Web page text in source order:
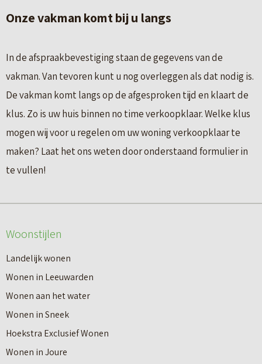
Onze vakman komt bij u langs
In de afspraakbevestiging staan de gegevens van de
vakman. Van tevoren kunt u nog overleggen als dat nodig is.
De vakman komt langs op de afgesproken tijd en klaart de
klus. Zo is uw huis binnen no time verkoopklaar. Welke klus
mogen wij voor u regelen om uw woning verkoopklaar te
maken? Laat het ons weten door onderstaand formulier in
te vullen!
Woonstijlen
Landelijk wonen
Wonen in Leeuwarden
Wonen aan het water
Wonen in Sneek
Hoekstra Exclusief Wonen
Wonen in Joure